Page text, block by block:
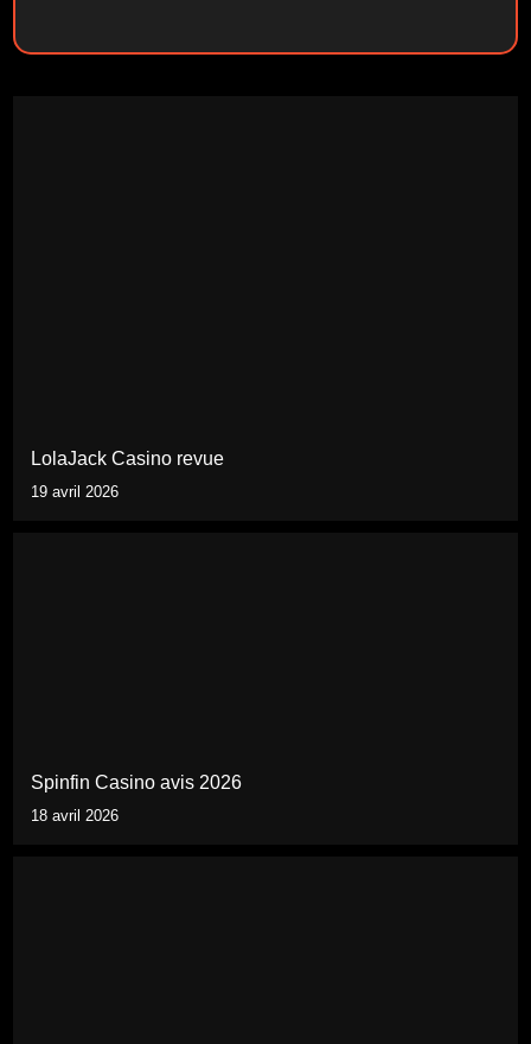
LolaJack Casino revue
19 avril 2026
Spinfin Casino avis 2026
18 avril 2026